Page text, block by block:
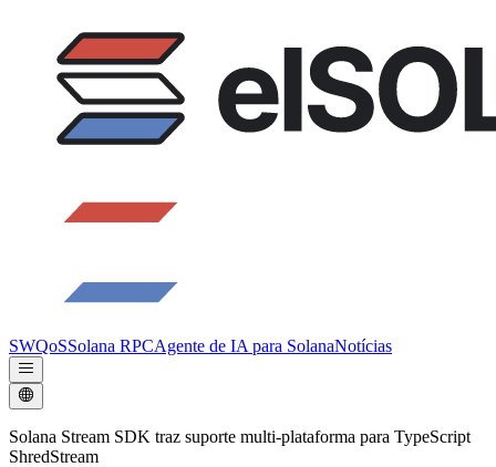
SWQoSSolana RPCAgente de IA para SolanaNotícias
Solana Stream SDK traz suporte multi-plataforma para TypeScript
ShredStream